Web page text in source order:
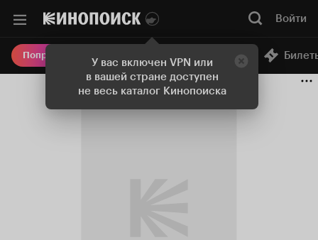
У вас включен VPN или
в вашей стране доступен
не весь каталог Кинопоиска
Войти
Попробовать Плюс Онлайн-кинотеатр